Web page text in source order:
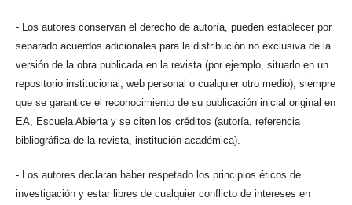
- Los autores conservan el derecho de autoría, pueden establecer por
separado acuerdos adicionales para la distribución no exclusiva de la
versión de la obra publicada en la revista (por ejemplo, situarlo en un
repositorio institucional, web personal o cualquier otro medio), siempre
que se garantice el reconocimiento de su publicación inicial original en
EA, Escuela Abierta y se citen los créditos (autoría, referencia
bibliográfica de la revista, institución académica).
- Los autores declaran haber respetado los principios éticos de
investigación y estar libres de cualquier conflicto de intereses en